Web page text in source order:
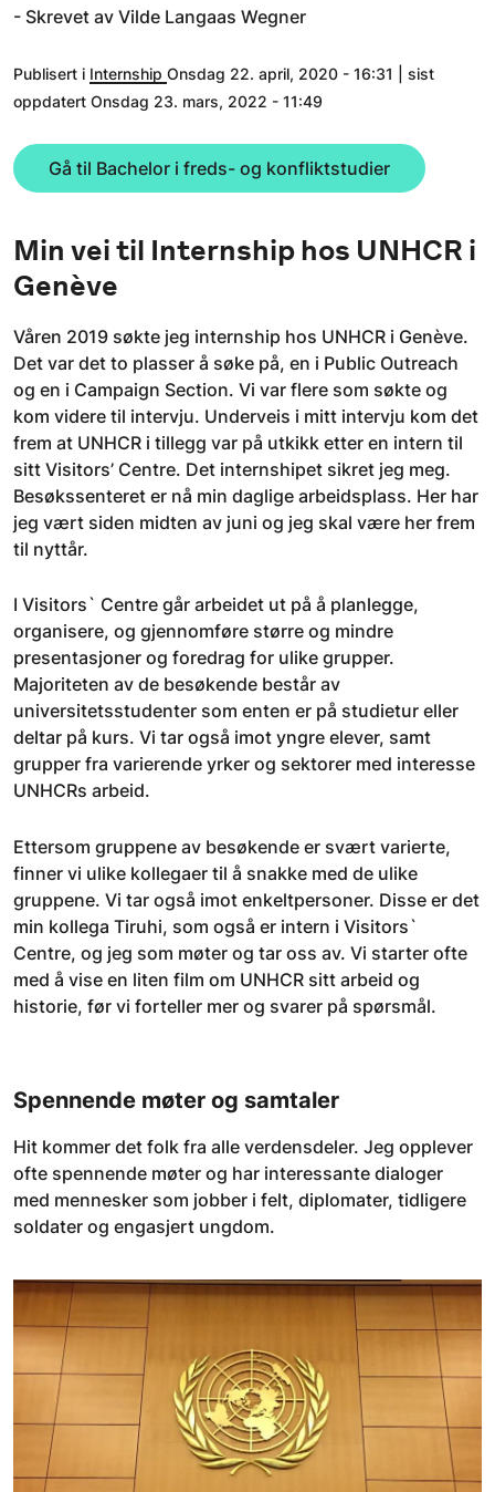
- Skrevet av Vilde Langaas Wegner
Publisert i Internship Onsdag 22. april, 2020 - 16:31 | sist
oppdatert Onsdag 23. mars, 2022 - 11:49
Gå til Bachelor i freds- og konfliktstudier
Min vei til Internship hos UNHCR i
Genève
Våren 2019 søkte jeg internship hos UNHCR i Genève.
Det var det to plasser å søke på, en i Public Outreach
og en i Campaign Section. Vi var flere som søkte og
kom videre til intervju. Underveis i mitt intervju kom det
frem at UNHCR i tillegg var på utkikk etter en intern til
sitt Visitors’ Centre. Det internshipet sikret jeg meg.
Besøkssenteret er nå min daglige arbeidsplass. Her har
jeg vært siden midten av juni og jeg skal være her frem
til nyttår.
I Visitors` Centre går arbeidet ut på å planlegge,
organisere, og gjennomføre større og mindre
presentasjoner og foredrag for ulike grupper.
Majoriteten av de besøkende består av
universitetsstudenter som enten er på studietur eller
deltar på kurs. Vi tar også imot yngre elever, samt
grupper fra varierende yrker og sektorer med interesse
UNHCRs arbeid.
Ettersom gruppene av besøkende er svært varierte,
finner vi ulike kollegaer til å snakke med de ulike
gruppene. Vi tar også imot enkeltpersoner. Disse er det
min kollega Tiruhi, som også er intern i Visitors`
Centre, og jeg som møter og tar oss av. Vi starter ofte
med å vise en liten film om UNHCR sitt arbeid og
historie, før vi forteller mer og svarer på spørsmål.
Spennende møter og samtaler
Hit kommer det folk fra alle verdensdeler. Jeg opplever
ofte spennende møter og har interessante dialoger
med mennesker som jobber i felt, diplomater, tidligere
soldater og engasjert ungdom.